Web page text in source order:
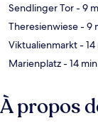
Sendlinger Tor- 9
Theresienwiese- 9
Viktualienmarkt-
Marienplatz- 14
À propos